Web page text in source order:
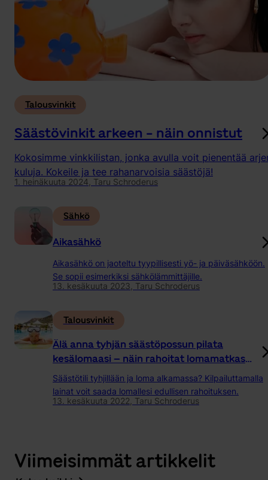
Talousvinkit
Säästövinkit arkeen - näin onnistut
Kokosimme vinkkilistan, jonka avulla voit pienentää
kuluja. Kokeile ja tee rahanarvoisia säästöjä!
1. heinäkuuta 2024, Taru Schroderus
Sähkö
Aikasähkö
Aikasähkö on jaoteltu tyypillisesti yö- ja päiväsähköön.
Se sopii esimerkiksi sähkölämmittäjille.
13. kesäkuuta 2023, Taru Schroderus
Talousvinkit
Älä anna tyhjän säästöpossun pilata
kesälomaasi – näin rahoitat lomamatkasi
helposti
Säästötili tyhjillään ja loma alkamassa? Kilpailuttamalla
lainat voit saada lomallesi edullisen rahoituksen.
13. kesäkuuta 2022, Taru Schroderus
Viimeisimmät artikkelit